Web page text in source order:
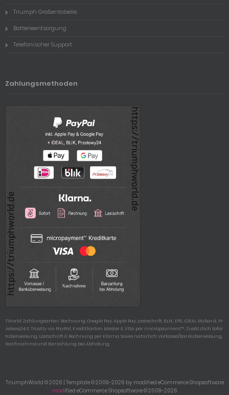
Triumph Größentabelle
Batterieentsorgung
Telefonischer Support
Zahlungsmethoden
TWorld Zahlungsarten: Rechnung, Google Pay, Apple Pay, Lastschrift, BLIK, EPS, iDEAL, MyBank, Pr
zelewy24 & Trustly via PayPal. Kreditkarten Master & VISA per micropayment™. Zusätzlich Sofor
tüberweisung, Lastschrift & Rechnung per Klarna. Sowie natürlich Vorkasse/Banküberweisung,
Nachnahme und Barzahlung bei Abholung.
TriumphWorld © 2026 | Template © 2009-2026 by modified eCommerce Shopsoftware
modified eCommerce Shopsoftware © 2009-2026